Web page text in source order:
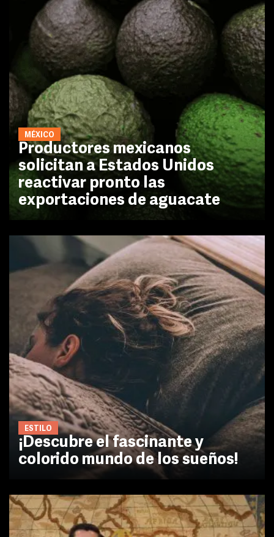
MÉXICO
Productores mexicanos
solicitan a Estados Unidos
reactivar pronto las
exportaciones de aguacate
ESTILO
¡Descubre el fascinante y
colorido mundo de los sueños!